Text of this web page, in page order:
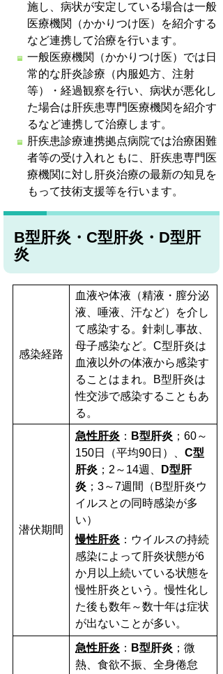
施し、病状が安定している場合は一般
医療機関（かかりつけ医）を紹介する
など連携して治療を行います。
一般医療機関（かかりつけ医）では日
常的な肝炎診療（内服処方、注射
等）・経過観察を行い、病状が悪化し
た場合は肝疾患専門医療機関を紹介す
るなど連携して治療します。
肝疾患診療連携拠点病院では治療困難
者等の受け入れともに、肝疾患専門医
療機関に対し肝炎治療の最新の知見を
もって技術支援等を行います。
B型肝炎・C型肝炎・ D型肝
炎
感染経路
血液や体液（精液・膣分泌
液、唾液、汗など）を介し
て感染する。針刺し事故、
母子感染など。C型肝炎は
血液以外の体液から感染す
ることはまれ。B型肝炎は
性交渉で感染することもあ
る。
潜伏期間
急性肝炎 ： B型肝炎 ；60～
150日（平均90日）、 C型
肝炎 ；2～14週、
D型肝
炎 ；3～7週間（B型肝炎ウ
イルスとの同時感染が多
い）
慢性肝炎 ：ウイルスの持続
感染によって肝炎状態が6
か月以上続いている状態を
慢性肝炎という。慢性化し
た後も数年～数十年は症状
が出ないことが多い。
急性肝炎 ： B型肝炎 ；微
熱、食欲不振、全身倦怠